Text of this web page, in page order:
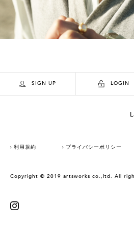
SIGN UP LOGIN
利用規約 プライバシーポリシー
Copyright © 2019 artsworks co.,ltd. All